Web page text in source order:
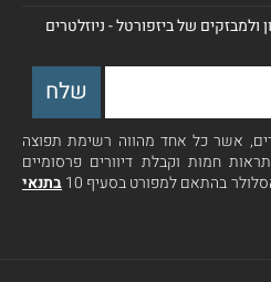
של ביזפורטל - ניוזלטרים
אשר כל אחד מהווה רשימת תפוצה
חמות וקבלת דיוורים פרסומיים
בהתאם למפורט בסעיף 10
בתנאי